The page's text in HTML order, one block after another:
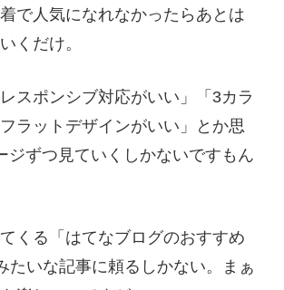
で人気になれなかったらあとは
くだけ。
スポンシブ対応がいい」「3カラ
ラットデザインがいい」とか思
ジずつ見ていくしかないですもん
くる「はてなブログのおすすめ
たいな記事に頼るしかない。まぁ